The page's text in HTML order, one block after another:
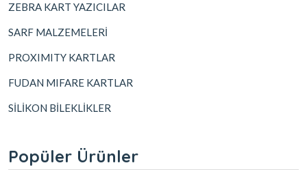
ZEBRA KART YAZICILAR
SARF MALZEMELERİ
PROXIMITY KARTLAR
FUDAN MIFARE KARTLAR
SİLİKON BİLEKLİKLER
Popüler Ürünler